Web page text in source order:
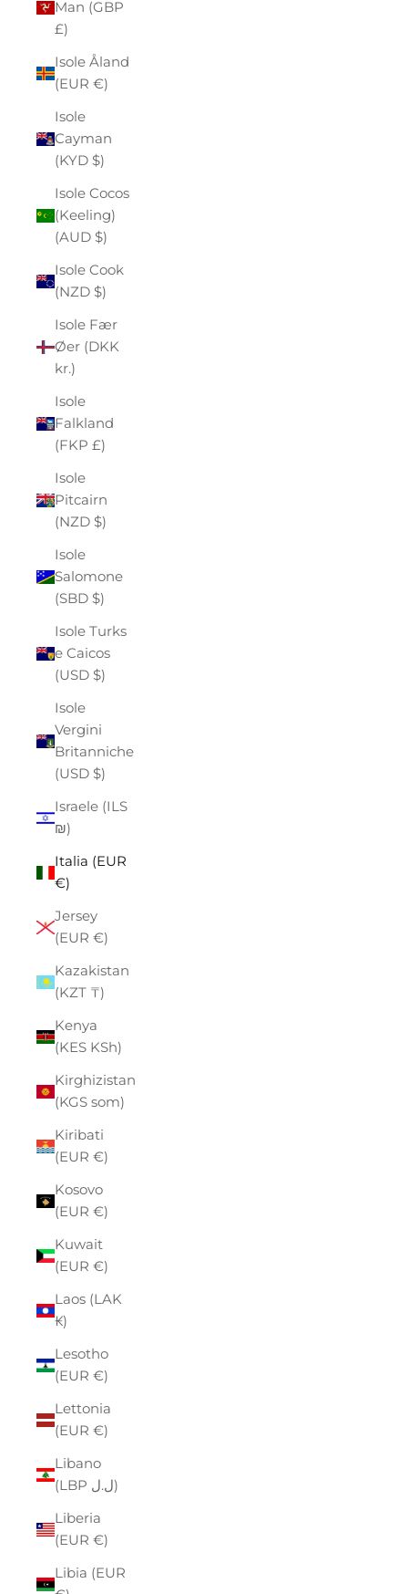
Man (GBP
£)
Isole Åland
(EUR €)
Isole
Cayman
(KYD $)
Isole Cocos
(Keeling)
(AUD $)
Isole Cook
(NZD $)
Isole Fær
Øer (DKK
kr.)
Isole
Falkland
(FKP £)
Isole
Pitcairn
(NZD $)
Isole
Salomone
(SBD $)
Isole Turks
e Caicos
(USD $)
Isole
Vergini
Britanniche
(USD $)
Israele (ILS
₪)
Italia (EUR
€)
Jersey
(EUR €)
Kazakistan
(KZT ₸)
Kenya
(KES KSh)
Kirghizistan
(KGS som)
Kiribati
(EUR €)
Kosovo
(EUR €)
Kuwait
(EUR €)
Laos (LAK
₭)
Lesotho
(EUR €)
Lettonia
(EUR €)
Libano
(LBP ل.ل)
Liberia
(EUR €)
Libia (EUR